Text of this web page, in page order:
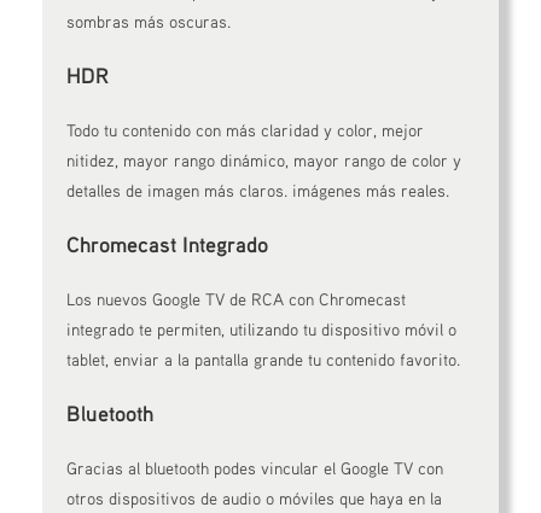
sombras más oscuras.
HDR
Todo tu contenido con más claridad y color, mejor
nitidez, mayor rango dinámico, mayor rango de color y
detalles de imagen más claros. imágenes más reales.
Chromecast Integrado
Los nuevos Google TV de RCA con Chromecast
integrado te permiten, utilizando tu dispositivo móvil o
tablet, enviar a la pantalla grande tu contenido favorito.
Bluetooth
Gracias al bluetooth podes vincular el Google TV con
otros dispositivos de audio o móviles que haya en la